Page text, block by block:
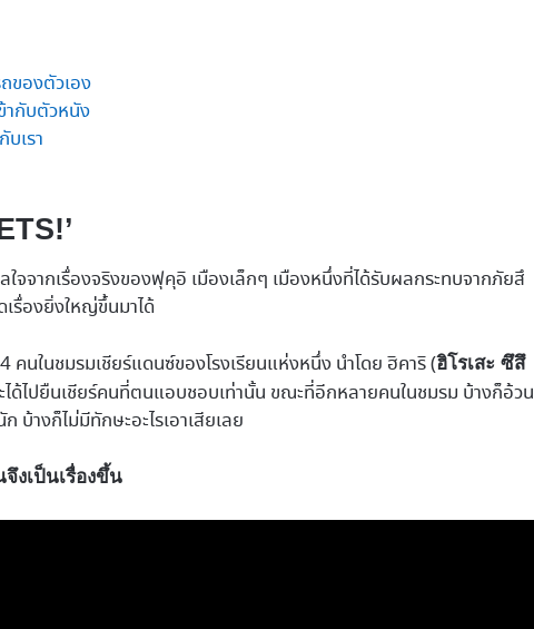
ของตัวเอง
ากับตัวหนัง
เรา
ใจจากเรื่องจริงของฟุคุอิ เมืองเล็กๆ เมืองหนึ่งที่ได้รับผลกระทบจากภัยสึ
เรื่องยิ่งใหญ่ขึ้นมาได้
นในชมรมเชียร์แดนซ์ของโรงเรียนแห่งหนึ่ง นำโดย ฮิคาริ (ฮิโรเสะ ซึสึ​
ได้ไปยืนเชียร์คนที่ตนแอบชอบเท่านั้น ขณะที่อีกหลายคนในชมรม บ้างก็อ้วน
างก็ไม่มีทักษะอะไรเอาเสียเลย
งเป็นเรื่องขึ้น